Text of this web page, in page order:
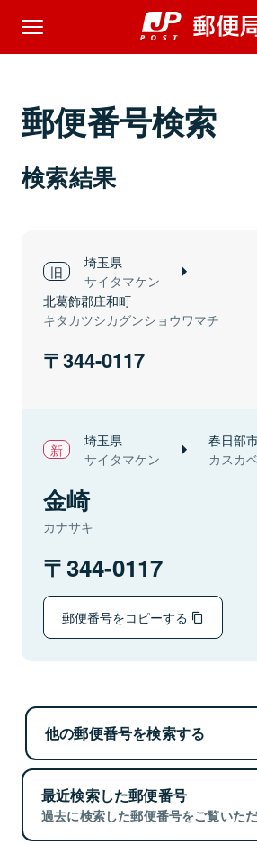
郵便番号検索
検索結果
埼玉県
サイタマケン
北葛飾郡庄和町
キタカツシカグンショウワマチ
344-0117
埼玉県
サイタマケン
春日部
カスカ
金崎
カナサキ
344-0117
郵便番号をコピーする
他の郵便番号を検索する
最近検索した郵便番号
過去に検索した郵便番号をご覧いただ